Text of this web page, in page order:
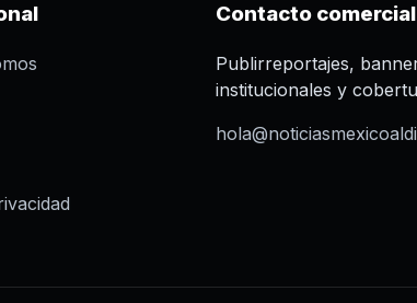
Contacto comercial
Publirreportajes,
institucionales y